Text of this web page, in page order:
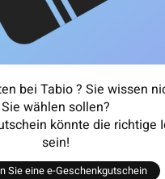
bei Tabio ? Sie wissen
Sie wählen sollen?
könnte die richtige
sein!
Sie eine e-Geschenkgutschein